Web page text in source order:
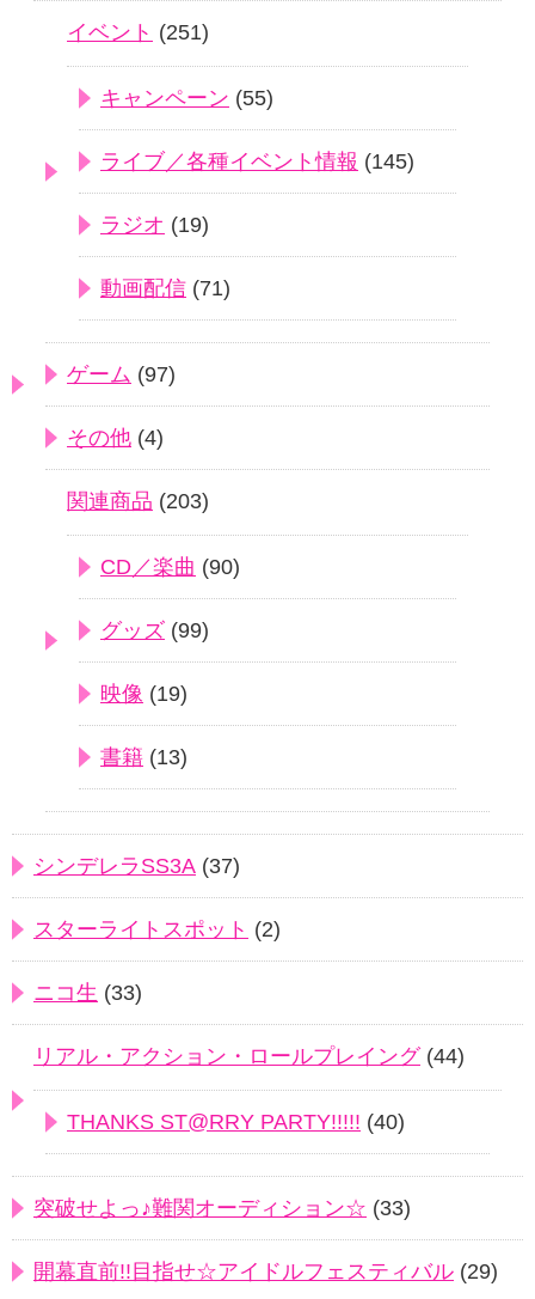
イベント (251)
キャンペーン (55)
ライブ／各種イベント情報 (145)
ラジオ (19)
動画配信 (71)
ゲーム (97)
その他 (4)
関連商品 (203)
CD／楽曲 (90)
グッズ (99)
映像 (19)
書籍 (13)
シンデレラSS3A (37)
スターライトスポット (2)
ニコ生 (33)
リアル・アクション・ロールプレイング(44)
THANKS ST@RRY PARTY!!!!! (40)
突破せよっ♪難関オーディション☆ (33)
開幕直前!!目指せ☆アイドルフェスティバル (29)